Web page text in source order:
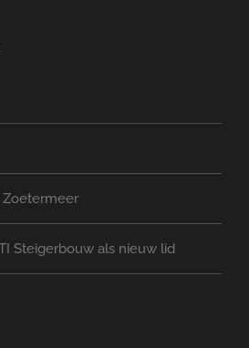
Steigerbouw als nieuw lid